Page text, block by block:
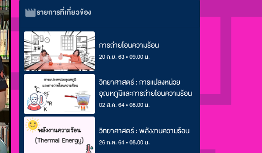
รายการที่เกี่ยวข้อง
การถ่ายโอนความร้อน
20 ก.ย. 63 • 09.00 น.
วิทยาศาสตร์ : การแปลงหน่วย
อุณหภูมิและการถ่ายโอนความร้อน
02 ส.ค. 64 • 08.00 น.
วิทยาศาสตร์ : พลังงานความร้อน
26 ก.ค. 64 • 08.00 น.